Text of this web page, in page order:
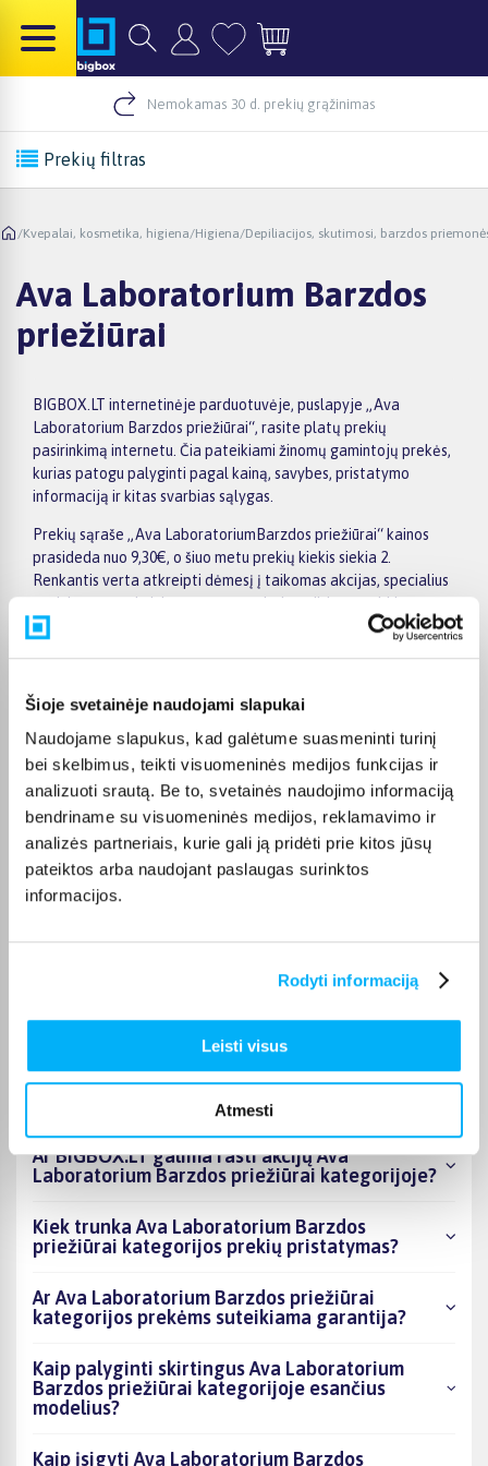
Šioje svetainėje naudojami slapukai
Naudojame slapukus, kad galėtume suasmeninti turinį
bei skelbimus, teikti visuomeninės medijos funkcijas ir
analizuoti srautą. Be to, svetainės naudojimo informaciją
bendriname su visuomeninės medijos, reklamavimo ir
analizės partneriais, kurie gali ją pridėti prie kitos jūsų
pateiktos arba naudojant paslaugas surinktos
informacijos.
Rodyti informaciją
Leisti visus
Atmesti
Nemokamas 30 d. prekių grąžinimas
Prekių filtras
/Kvepalai, kosmetika, higiena/Higiena/Depiliacijos, skutimosi, barzdos
Ava Laboratorium Barzdos
priežiūrai
BIGBOX.LT internetinėje parduotuvėje, puslapyje „Ava
Laboratorium Barzdos priežiūrai“, rasite platų prekių
pasirinkimą internetu. Čia pateikiami žinomų gamintojų prekės,
kurias patogu palyginti pagal kainą, savybes, pristatymo
informaciją ir kitas svarbias sąlygas.
Prekių sąraše „Ava LaboratoriumBarzdos priežiūrai“ kainos
prasideda nuo 9,30€, o šiuo metu prekių kiekis siekia 2.
Renkantis verta atkreipti dėmesį į taikomas akcijas, specialius
pasiūlymus, techninius parametrus bei papildomas pirkimo
sąlygas, kad būtų lengviau išsirinkti geriausiai jūsų poreikius
susiaurinti asortimentą ir greičiau rasti tinkamą prekę.
Peržiūrėkite „Ava LaboratoriumBarzdos priežiūrai“ pasiūlymus
BIGBOX.LT, palyginkite prekes ir pirkite internetu patogiai.
Pasirinktą prekę pristatysime per jos aprašyme nurodytą
terminą.
Kokie Ava Laboratorium Barzdos priežiūrai
kategorijoje esantys produktai šiuo metu
priežiūrai kategorijos asortimente ir kokia
Ar BIGBOX.LT galima rasti akcijų Ava
Laboratorium Barzdos priežiūrai kategorijoje?
Kiek trunka Ava Laboratorium Barzdos
priežiūrai kategorijos prekių pristatymas?
Ar Ava Laboratorium Barzdos priežiūrai
kategorijos prekėms suteikiama garantija?
Kaip palyginti skirtingus Ava Laboratorium
Barzdos priežiūrai kategorijoje esančius
modelius?
Kaip įsigyti Ava Laboratorium Barzdos